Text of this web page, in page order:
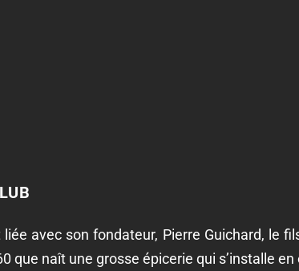
avec son fondateur, Pierre Guichard, le
que naît une grosse épicerie qui s’installe